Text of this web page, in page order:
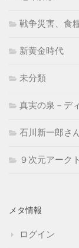
戦争災害、食
新黄金時代
未分類
真実の泉－デ
石川新一郎さ
９次元アーク
メタ情報
ログイン